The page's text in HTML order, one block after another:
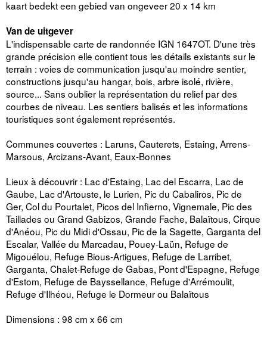
kaart bedekt een gebied van ongeveer 20 x 14 km
Van de uitgever
L'indispensable carte de randonnée IGN 1647OT. D'une très
grande précision elle contient tous les détails existants sur le
terrain : voies de communication jusqu'au moindre sentier,
constructions jusqu'au hangar, bois, arbre isolé, rivière,
source... Sans oublier la représentation du relief par des
courbes de niveau. Les sentiers balisés et les informations
touristiques sont également représentés.
Communes couvertes : Laruns, Cauterets, Estaing, Arrens-
Marsous, Arcizans-Avant, Eaux-Bonnes
Lieux à découvrir : Lac d'Estaing, Lac del Escarra, Lac de
Gaube, Lac d'Artouste, le Lurien, Pic du Cabaliros, Pic de
Ger, Col du Pourtalet, Picos del Infierno, Vignemale, Pic des
Taillades ou Grand Gabizos, Grande Fache, Balaïtous, Cirque
d'Anéou, Pic du Midi d'Ossau, Pic de la Sagette, Garganta del
Escalar, Vallée du Marcadau, Pouey-Laün, Refuge de
Migouélou, Refuge Bious-Artigues, Refuge de Larribet,
Garganta, Chalet-Refuge de Gabas, Pont d'Espagne, Refuge
d'Estom, Refuge de Bayssellance, Refuge d'Arrémoulit,
Refuge d'Ilhéou, Refuge le Dormeur ou Balaïtous
Dimensions : 98 cm x 66 cm